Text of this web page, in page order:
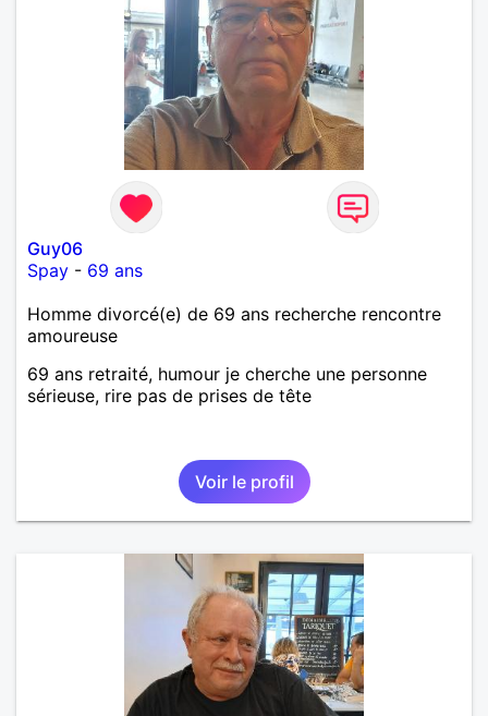
Guy06
Spay - 69 ans
Homme divorcé(e) de 69 ans recherche rencontre
amoureuse
69 ans retraité, humour je cherche une personne
sérieuse, rire pas de prises de tête
Voir le profil